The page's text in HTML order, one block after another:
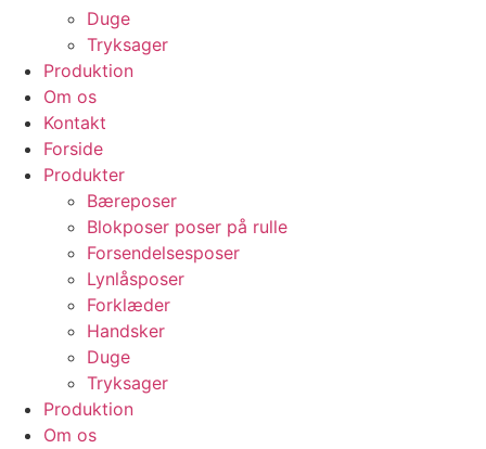
Duge
Tryksager
Produktion
Om os
Kontakt
Forside
Produkter
Bæreposer
Blokposer poser på rulle
Forsendelsesposer
Lynlåsposer
Forklæder
Handsker
Duge
Tryksager
Produktion
Om os